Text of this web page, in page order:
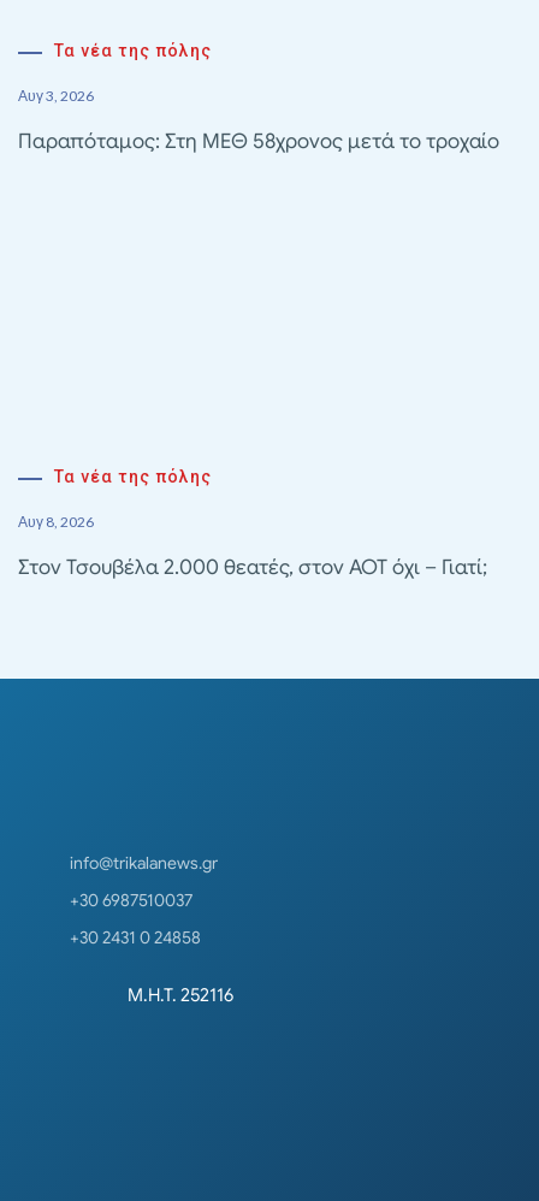
Τα νέα της πόλης
Αυγ 3, 2026
Παραπόταμος: Στη ΜΕΘ 58χρονος μετά το τροχαίο
Τα νέα της πόλης
Αυγ 8, 2026
Στον Τσουβέλα 2.000 θεατές, στον ΑΟΤ όχι – Γιατί;
info@trikalanews.gr
+30 6987510037
+30 2431 0 24858
Μ.Η.Τ. 252116